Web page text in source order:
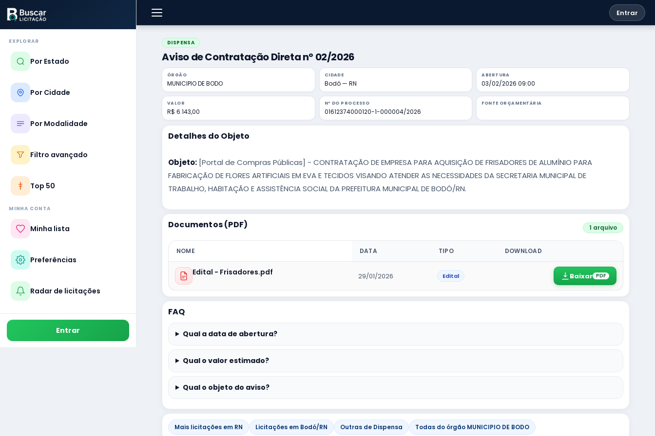
Entrar
EXPLORAR
Por Estado
Por Cidade
Por Modalidade
Filtro avançado
Top 50
MINHA CONTA
Minha lista
Preferências
Radar de licitações
Entrar
DISPENSA
Aviso de Contratação Direta nº 02/2026
ÓRGÃO
MUNICIPIO DE BODO
CIDADE
Bodó — RN
ABERTURA
03/02/2026 09:00
VALOR
R$ 6.143,00
Nº DO PROCESSO
01612374000120-1-000004/2026
FONTE ORÇAMENTÁRIA
Detalhes do Objeto
Objeto: [Portal de Compras Públicas] - CONTRATAÇÃO DE EMPRESA PARA AQUISIÇÃO DE FRISADORES DE ALUMÍNIO PARA
FABRICAÇÃO DE FLORES ARTIFICIAIS EM EVA E TECIDOS VISANDO ATENDER AS NECESSIDADES DA SECRETARIA MUNICIPAL DE
TRABALHO, HABITAÇÃO E ASSISTÊNCIA SOCIAL DA PREFEITURA MUNICIPAL DE BODÓ/RN.
Documentos (PDF) 1 arquivo
NOME DATA TIPO DOWNLOAD
Edital - Frisadores.pdf 29/01/2026 Edital Baixar PDF
FAQ
Qual a data de abertura?
Qual o valor estimado?
Qual o objeto do aviso?
Mais licitações em RN Licitações em Bodó/RN Outras de Dispensa Todas do órgão MUNICIPIO DE BODO